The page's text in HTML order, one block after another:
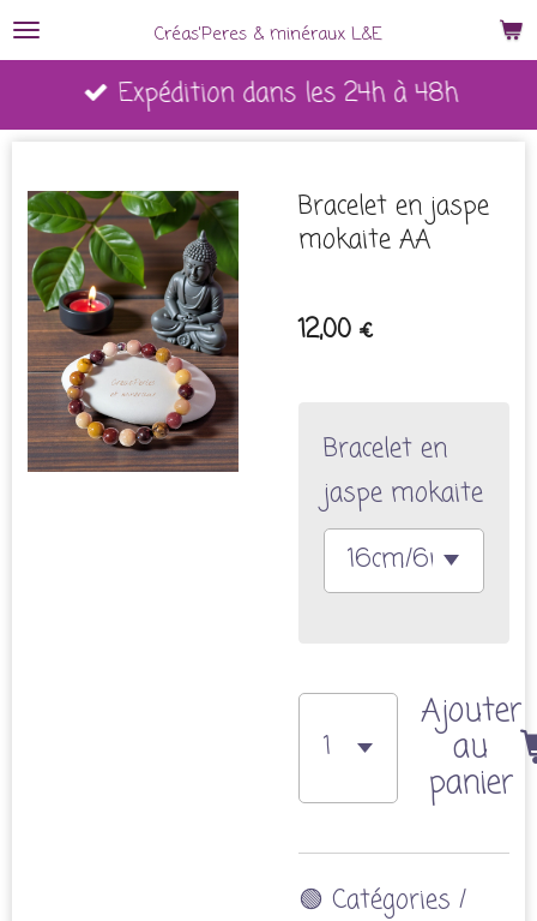
Passer
Créas'Peres & minéraux L&E
Expédition dans les 24h à 48h
Bracelet en jaspe
mokaite AA
12,00 €
Bracelet en
jaspe mokaite
Ajouter
au
panier
🟢 Catégories /